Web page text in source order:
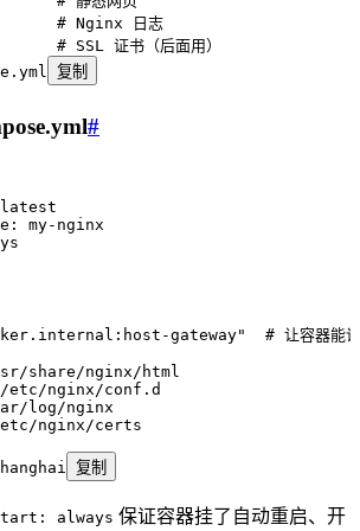
# Nginx 日志
# SSL 证书（后面用）
复制
#
:
my-nginx
gateway"
# 让容器能
share/nginx/html
nginx/conf.d
log/nginx
nginx/certs
复制
always 保证容器挂了自动重启、开